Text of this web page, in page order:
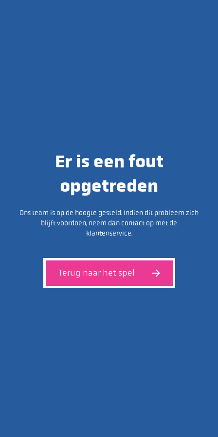
Er is een fout
opgetreden
Ons team is op de hoogte gesteld. Indien dit probleem zich
blijft voordoen, neem dan contact op met de
klantenservice.
Terug naar het spel